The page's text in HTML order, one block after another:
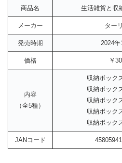
商品名 生活雑貨と収
メーカー ター
発売時期 2024年
価格 ￥
内容
（全5種）
収納ボック
収納ボック
収納ボック
収納ボック
収納ボック
JANコード